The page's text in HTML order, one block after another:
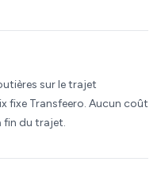
sur le trajet
fixe Transfeero. Aucun coût
fin du trajet.